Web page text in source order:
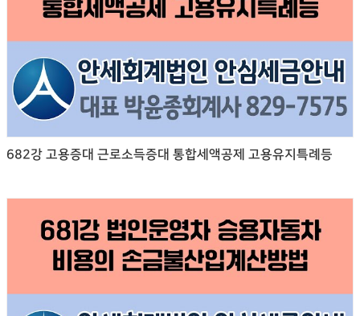
682강 고용증대 근로소득증대 통합세액공제 고용유지특례등